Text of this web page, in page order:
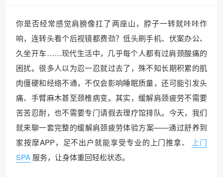
你是否经常感觉肩膀像扛了两座山，脖子一转就咔咔作
响，连转头看个后视镜都费劲？低头刷手机、伏案办公、
久坐开车……现代生活中，几乎每个人都有过肩颈酸痛的
困扰。很多人以为忍一忍就过去了，殊不知长期积累的肌
肉僵硬和经络不通，不仅会影响睡眠质量，还可能引发头
痛、手臂麻木甚至颈椎病变。其实，缓解肩颈疲劳不需要
苦苦忍耐，也不需要专门请假去理疗馆排队。今天，我们
就来聊一套完整的缓解肩颈疲劳体验方案——通过舒养到
家按摩APP，足不出户就能享受专业的上门推拿、
上门
SPA 服务，让身体重回轻松状态。